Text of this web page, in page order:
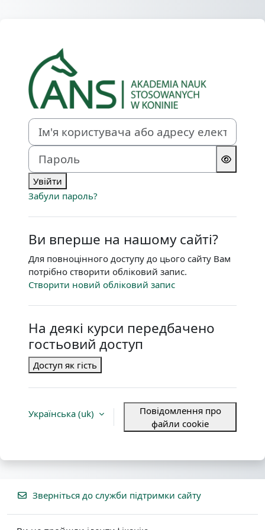
Пропустити створення нового екаунту
Ім'я користувача або адресу електронної пошти
Пароль
Увійти
Забули пароль?
Ви вперше на нашому сайті?
Для повноцінного доступу до цього сайту Вам
потрібно створити обліковий запис.
Створити новий обліковий запис
На деякі курси передбачено
гостьовий доступ
Доступ як гість
Українська ‎(uk)‎
Повідомлення про
файли cookie
Зверніться до служби підтримки сайту